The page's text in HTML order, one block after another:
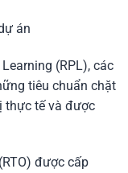
án
(RPL), các
tiêu chuẩn chặt
thực tế và được
được cấp